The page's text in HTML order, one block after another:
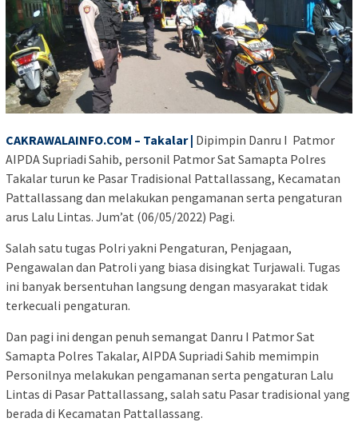
CAKRAWALAINFO.COM – Takalar | Dipimpin Danru I Patmor
AIPDA Supriadi Sahib, personil Patmor Sat Samapta Polres
Takalar turun ke Pasar Tradisional Pattallassang, Kecamatan
Pattallassang dan melakukan pengamanan serta pengaturan
arus Lalu Lintas. Jum’at (06/05/2022) Pagi.
Salah satu tugas Polri yakni Pengaturan, Penjagaan,
Pengawalan dan Patroli yang biasa disingkat Turjawali. Tugas
ini banyak bersentuhan langsung dengan masyarakat tidak
terkecuali pengaturan.
Dan pagi ini dengan penuh semangat Danru I Patmor Sat
Samapta Polres Takalar, AIPDA Supriadi Sahib memimpin
Personilnya melakukan pengamanan serta pengaturan Lalu
Lintas di Pasar Pattallassang, salah satu Pasar tradisional yang
berada di Kecamatan Pattallassang.